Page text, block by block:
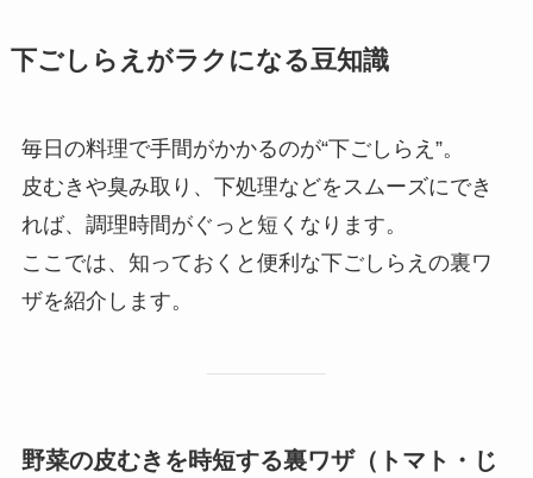
下ごしらえがラクになる豆知識
毎日の料理で手間がかかるのが“下ごしらえ”。
皮むきや臭み取り、下処理などをスムーズにでき
れば、調理時間がぐっと短くなります。
ここでは、知っておくと便利な下ごしらえの裏ワ
ザを紹介します。
野菜の皮むきを時短する裏ワザ（トマト・じ